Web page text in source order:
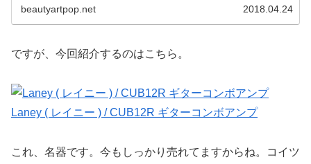
beautyartpop.net 2018.04.24
ですが、今回紹介するのはこちら。
Laney ( レイニー ) / CUB12R ギターコンボアンプ
これ、名器です。今もしっかり売れてますからね。コイツ